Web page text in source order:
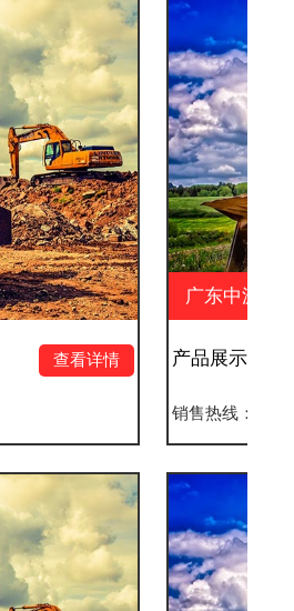
广东中源实业 中源房地产经纪有
限公司 中源户外广告
产品展示八